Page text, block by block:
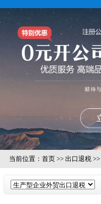
当前位置： 首页>> 出口退税 >>